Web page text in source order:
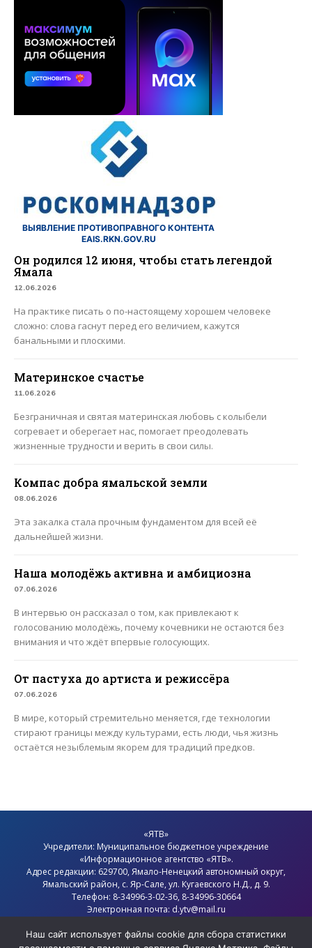
ВЫЯВЛЕНИЕ ПРОТИВОПРАВНОГО КОНТЕНТА
EAIS.RKN.GOV.RU
Он родился 12 июня, чтобы стать легендой
Ямала
12.06.2026
На практике писать о по-настоящему хорошем человеке
сложно: слова гаснут перед его величием, кажутся
банальными и плоскими.
Материнское счастье
11.06.2026
Безграничная и святая материнская любовь с колыбели
согревает и оберегает нас, помогает преодолевать
жизненные трудности и верить в свои силы.
Компас добра ямальской земли
08.06.2026
Эта закалка стала прочным фундаментом для всей её
дальнейшей жизни.
Наша молодёжь активна и амбициозна
07.06.2026
В интервью он рассказал о том, как привлекают к
голосованию молодёжь, почему кочевники не остаются без
внимания и что ждёт впервые голосующих.
От пастуха до артиста и режиссёра
07.06.2026
В мире, который стремительно меняется, где технологии
стирают границы между культурами, есть люди, чья жизнь
остаётся незыблемым якорем для традиций предков.
«ЯТВ»
Учредители: Муниципальное бюджетное учреждение
«Информационное агентство «ЯТВ».
Адрес редакции: 629700, Ямало-Ненецкий автономный округ,
Ямальский район, с. Яр-Сале, ул. Кугаевского Н.Д., д. 9.
Телефон: 8-34996-3-02-36, 8-34996-30664
Электронная почта: d.ytv@mail.ru
Политика конфиденциальности
Наш сайт использует файлы cookie для сбора статистики